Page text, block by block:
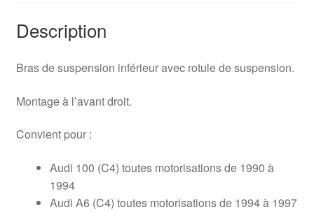
Description
Bras de suspension inférieur avec rotule de suspension.
Montage à l’avant droit.
Convient pour :
Audi 100 (C4) toutes motorisations de 1990 à
1994
Audi A6 (C4) toutes motorisations de 1994 à 1997